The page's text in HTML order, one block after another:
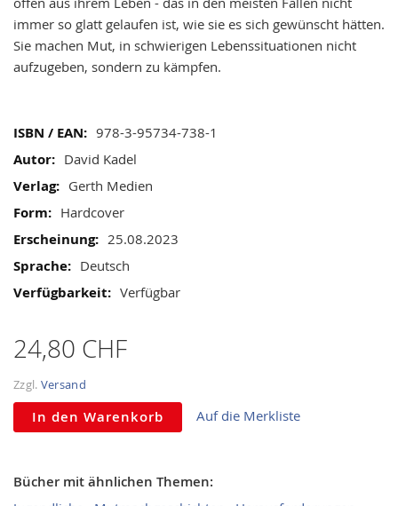
immer so glatt gelaufen ist, wie sie es sich gewünscht hätten.
Sie machen Mut, in schwierigen Lebenssituationen nicht
aufzugeben, sondern zu kämpfen.
Mehr
Informationen
978-3-95734-738-1
David Kadel
Gerth Medien
Hardcover
25.08.2023
Deutsch
Verfügbar
24,80 CHF
Zzgl. Versand
In den Warenkorb Auf die Merkliste
Bücher mit ähnlichen Themen: